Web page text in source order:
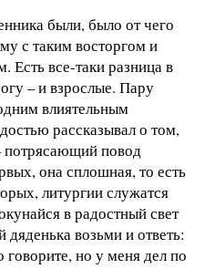
были, было от чего
с таким восторгом и
Есть все-таки разница в
– и взрослые. Пару
влиятельным
рассказывал о том,
потрясающий повод
она сплошная, то есть
литургии служатся
в радостный свет
возьми и ответь:
но у меня дел по